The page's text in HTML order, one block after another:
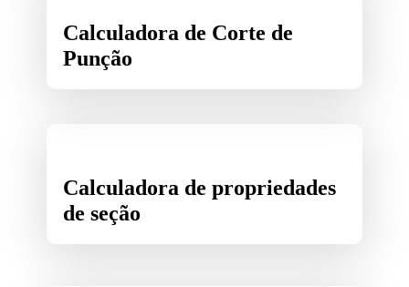
Calculadora de Corte de
Punção
Calculadora de propriedades
de seção